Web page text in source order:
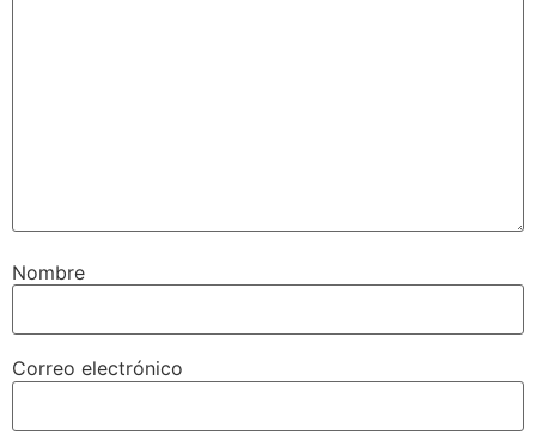
Nombre
Correo electrónico